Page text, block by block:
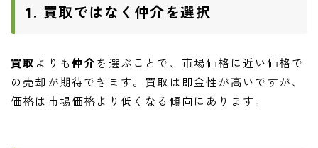
1. 買取ではなく仲介を選択
買取 よりも仲介を選ぶことで、市場価格に近い価格で
の売却が期待できます。買取は即金性が高いですが、
価格は市場価格より低くなる傾向にあります。